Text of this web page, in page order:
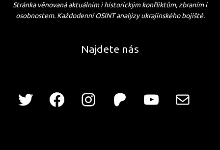
Stránka věnovaná aktuálním i historickým konfliktům, zbraním i
osobnostem. Každodenní OSINT analýzy ukrajinského bojiště.
Najdete nás